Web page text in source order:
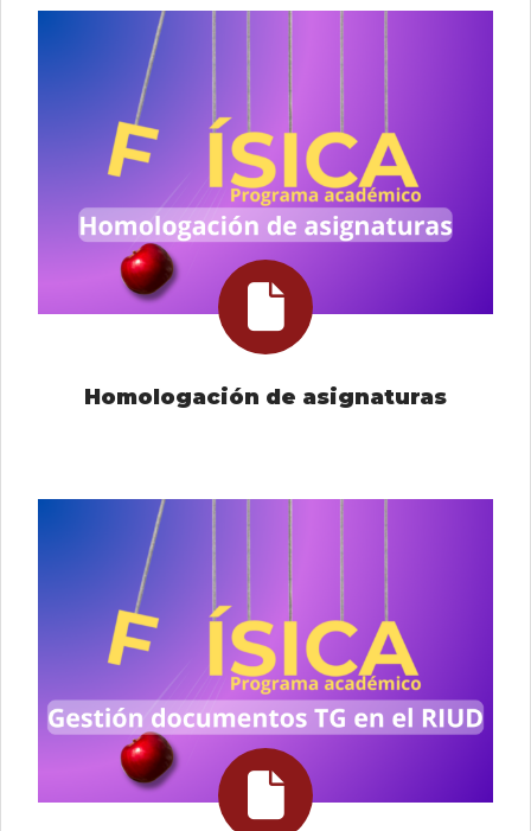
Homologación de asignaturas